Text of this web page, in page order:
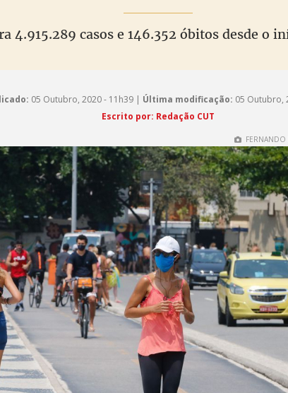
4.915.289 casos e 146.352 óbitos desde o
05 Outubro, 2020 - 11h39 | Última modificação: 05 Outubro,
Escrito por: Redação CUT
FERNANDO